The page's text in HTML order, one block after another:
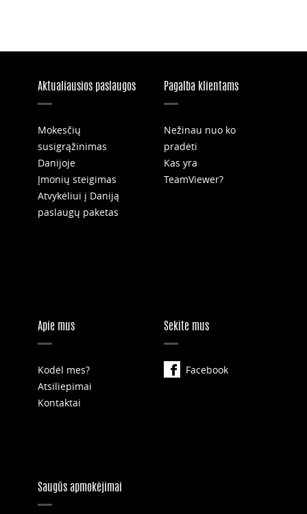
Aktualiausios paslaugos
Mokesčių
susigrąžinimas
Danijoje
Įmonių steigimas
Atvykėliui į Daniją
paslaugų paketas
Pagalba klientams
Nežinau nuo ko
pradėti
Kas yra
TeamViewer?
Apie mus
Kodėl mes?
Atsiliepimai
Kontaktai
Sekite mus
Facebook
Saugūs apmokėjimai